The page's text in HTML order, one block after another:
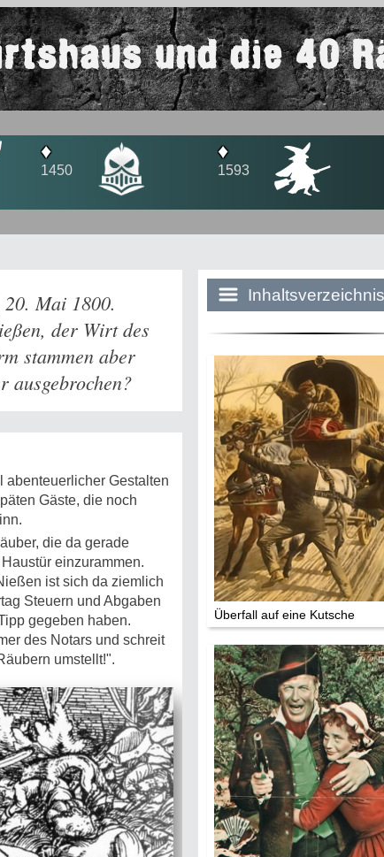
und die 40
♦
1450
♦
1593
Mai 1800.
der Wirt des
stammen aber
ausgebrochen?
abenteuerlicher Gestalten
Gäste, die noch
die da gerade
einzurammen.
ist sich da ziemlich
Steuern und Abgaben
gegeben haben.
des Notars und schreit
umstellt!".
Inhaltsverzeichnis
Historie:
Die dunkle
Mythen,
Legenden
Sightseeing:
Die Eifel
Eifelevents
Eifelkarte:
Drehorte &
Eifelkrimi:
Die Autoren
TV & Kino
Die Stars:
Wer hat wo
Überfall auf eine Kutsche